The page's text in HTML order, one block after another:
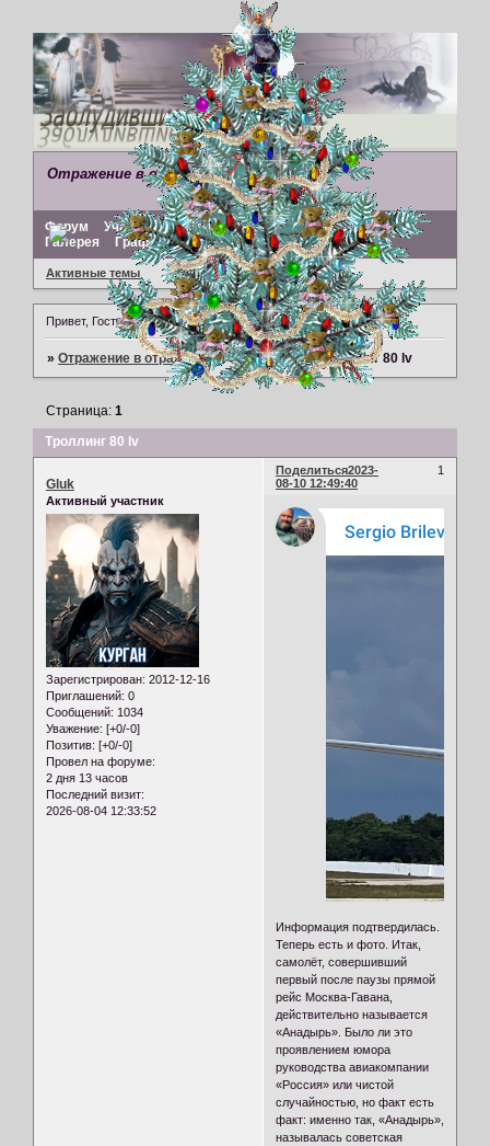
Отражение в отражениях
Форум Участники Поиск Регистрация
Войти
Галерея
Графический редактор
Активные темы
Привет, Гость! Войдитеилизарегистрируйтесь.
»Отражение в отражениях »Про жизнь »Троллинг 80 lv
Троллинг 80 lv
Страница:1
Поделиться 1
2023-
08-10 12:49:40
Gluk
Активный участник
Зарегистрирован: 2012-12-16
Приглашений: 0
Сообщений: 1034
Уважение: [+0/-0]
Позитив: [+0/-0]
Провел на форуме:
2 дня 13 часов
Последний визит:
2026-08-04 12:33:52
Информация подтвердилась.
Теперь есть и фото. Итак,
самолёт, совершивший
первый после паузы прямой
рейс Москва-Гавана,
действительно называется
«Анадырь». Было ли это
проявлением юмора
руководства авиакомпании
«Россия» или чистой
случайностью, но факт есть
факт: именно так, «Анадырь»,
называлась советская